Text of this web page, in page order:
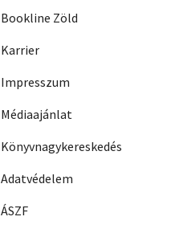
Bookline Zöld
Karrier
Impresszum
Médiaajánlat
Könyvnagykereskedés
Adatvédelem
ÁSZF